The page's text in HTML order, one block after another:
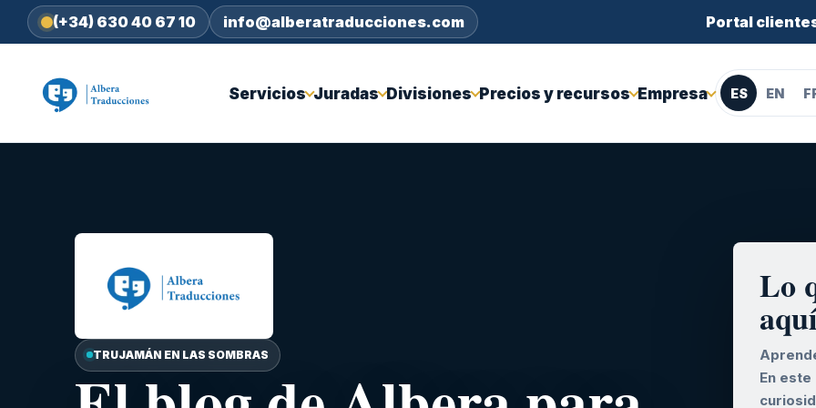
(+34) 630 40 67 10 info@alberatraducciones.com Portal
Servicios Juradas Divisiones Precios y recursos Empresa ES EN
TRUJAMÁN EN LAS SOMBRAS
Lo
En